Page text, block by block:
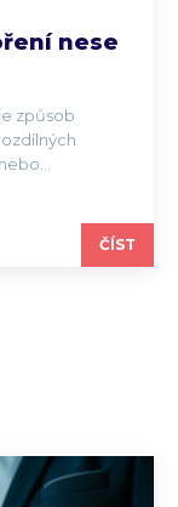
nese
způsob
ČÍST